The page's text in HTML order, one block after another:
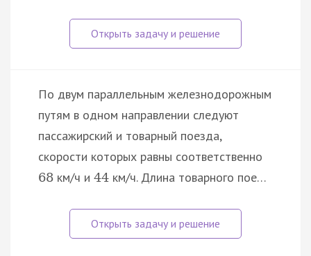
По двум параллельным железнодорожным
путям в одном направлении следуют
пассажирский и товарный поезда,
скорости которых равны соответственно
68 км/ч и 44 км/ч. Длина товарного пое…